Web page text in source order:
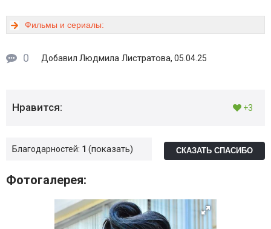
Фильмы и сериалы:
0 Добавил Людмила Листратова, 05.04.25
Нравится: +3
Благодарностей: 1 показать СКАЗАТЬ СПАСИБО
Фотогалерея: